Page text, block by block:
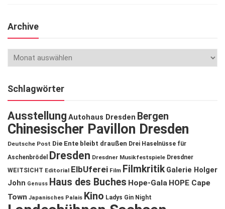
Archive
Schlagwörter
Ausstellung Autohaus Dresden Bergen
Chinesischer Pavillon Dresden
Deutsche Post Die Ente bleibt draußen Drei Haselnüsse für
Aschenbrödel
Dresden Dresdner Musikfestspiele Dresdner
WEITSICHT Editorial ElbUferei Film Filmkritik Galerie Holger
John Genuss Haus des Buches Hope-Gala HOPE Cape
Town Japanisches Palais Kino Ladys Gin Night